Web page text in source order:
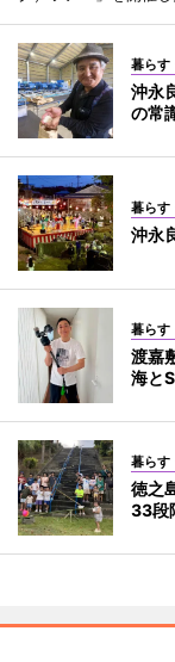
暮らす
沖永
の常
暮らす
沖永
暮らす
渡嘉
海と
暮らす
徳之
33段